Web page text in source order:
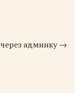
админку →